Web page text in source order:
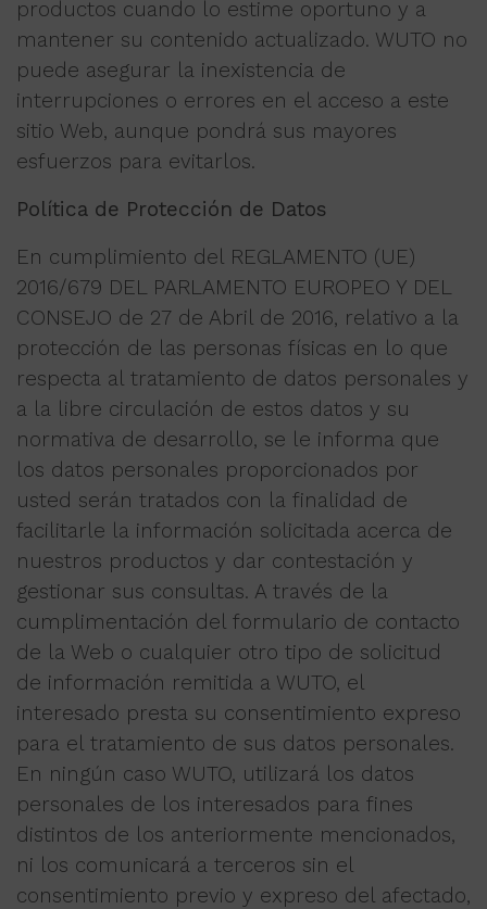
productos cuando lo estime oportuno y a
mantener su contenido actualizado. WUTO no
puede asegurar la inexistencia de
interrupciones o errores en el acceso a este
sitio Web, aunque pondrá sus mayores
esfuerzos para evitarlos.
Política de Protección de Datos
En cumplimiento del REGLAMENTO (UE)
2016/679 DEL PARLAMENTO EUROPEO Y DEL
CONSEJO de 27 de Abril de 2016, relativo a la
protección de las personas físicas en lo que
respecta al tratamiento de datos personales y
a la libre circulación de estos datos y su
normativa de desarrollo, se le informa que
los datos personales proporcionados por
usted serán tratados con la finalidad de
facilitarle la información solicitada acerca de
nuestros productos y dar contestación y
gestionar sus consultas. A través de la
cumplimentación del formulario de contacto
de la Web o cualquier otro tipo de solicitud
de información remitida a WUTO, el
interesado presta su consentimiento expreso
para el tratamiento de sus datos personales.
En ningún caso WUTO, utilizará los datos
personales de los interesados para fines
distintos de los anteriormente mencionados,
ni los comunicará a terceros sin el
consentimiento previo y expreso del afectado,